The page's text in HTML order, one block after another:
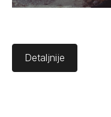
Detaljnije